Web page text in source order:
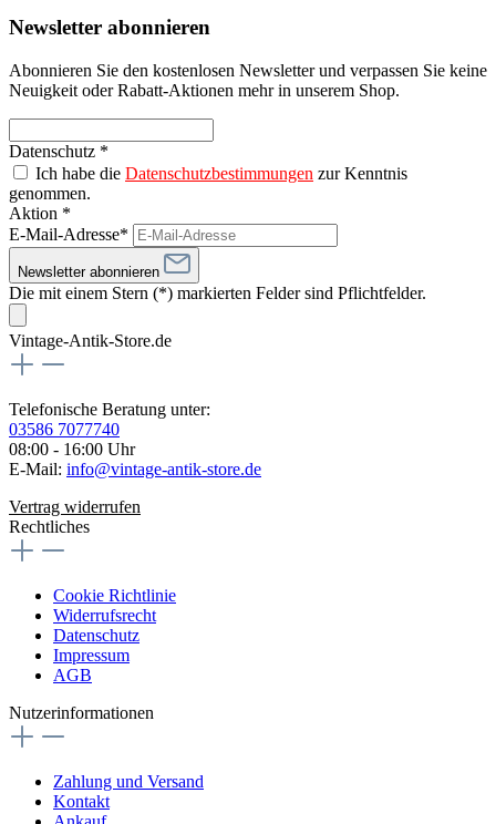
Newsletter abonnieren
Abonnieren Sie den kostenlosen Newsletter und verpassen Sie keine
Neuigkeit oder Rabatt-Aktionen mehr in unserem Shop.
Datenschutz *
Ich habe die Datenschutzbestimmungen zur Kenntnis
genommen.
Aktion *
E-Mail-Adresse*
Newsletter abonnieren
Die mit einem Stern (*) markierten Felder sind Pflichtfelder.
Vintage-Antik-Store.de
Telefonische Beratung unter:
03586 7077740
08:00 - 16:00 Uhr
E-Mail: info@vintage-antik-store.de
Vertrag widerrufen
Rechtliches
Cookie Richtlinie
Widerrufsrecht
Datenschutz
Impressum
AGB
Nutzerinformationen
Zahlung und Versand
Kontakt